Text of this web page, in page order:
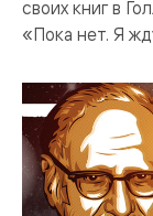
своих книг в
«Пока нет. Я